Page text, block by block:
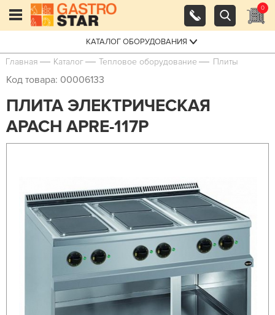
0
КАТАЛОГ ОБОРУДОВАНИЯ
Главная Каталог Тепловое оборудование Плиты
Код товара: 00006133
ПЛИТА ЭЛЕКТРИЧЕСКАЯ
APACH APRE-117P